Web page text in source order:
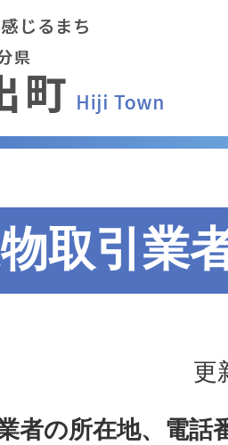
取引業
更
者の所在地、電話